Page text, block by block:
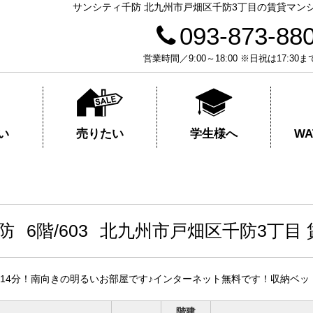
サンシティ千防 北九州市戸畑区千防3丁目の賃貸マン
093-873-
営業時間／9:00～18:00 ※日祝は17:30
売りたい 学生様へ
6階/603 北九州市戸畑区千防3丁目
分！南向きの明るいお部屋です♪インターネット無料です！収納ベ